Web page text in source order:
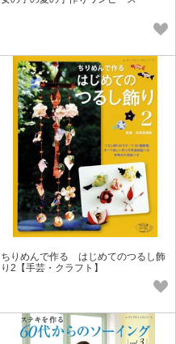
ちりめんで作る はじめてのつるし飾
り2【手芸・クラフト】